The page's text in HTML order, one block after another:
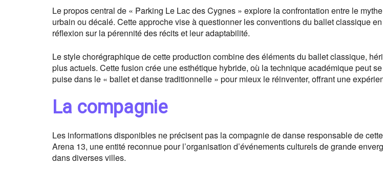
Le propos central de « Parking Le Lac des Cygnes » explore la confrontation entre le
urbain ou décalé. Cette approche vise à questionner les conventions du ballet classique
réflexion sur la pérennité des récits et leur adaptabilité.
Le style chorégraphique de cette production combine des éléments du ballet classique,
plus actuels. Cette fusion crée une esthétique hybride, où la technique académique peut
puise dans le « ballet et danse traditionnelle » pour mieux le réinventer, offrant une
La compagnie
Les informations disponibles ne précisent pas la compagnie de danse responsable de
Arena 13, une entité reconnue pour l’organisation d’événements culturels de grande
dans diverses villes.